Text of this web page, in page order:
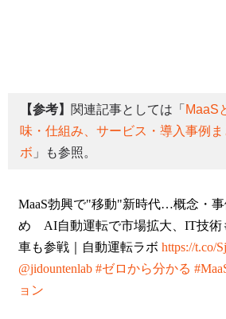
【参考】 関連記事としては「 MaaS
味・仕組み、サービス・導入事例
ボ 」も参照。
MaaS勃興で"移動"新時代…概念・
め AI自動運転で市場拡大、IT技
車も参戦｜自動運転ラボ https://t.co/
@jidountenlab #ゼロから分かる
ョン